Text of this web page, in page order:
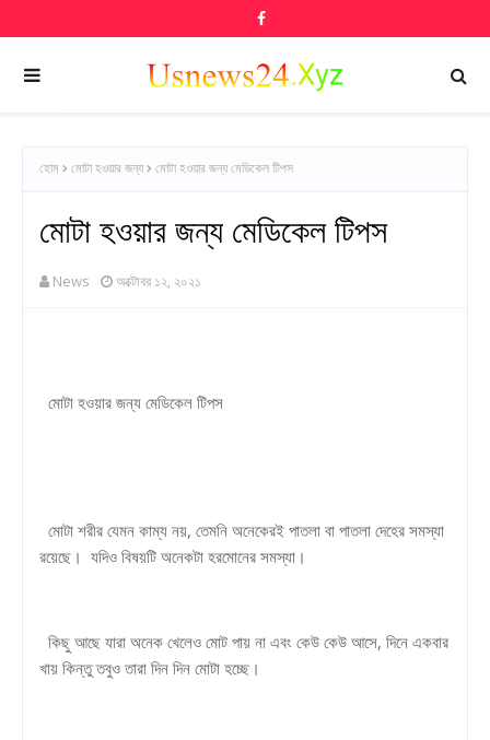
হোম মোটা হওয়ার জন্য মোটা হওয়ার জন্য মেডিকেল টিপস
মোটা হওয়ার জন্য মেডিকেল টিপস
News অক্টোবর ১২, ২০২১
মোটা হওয়ার জন্য মেডিকেল টিপস
মোটা শরীর যেমন কাম্য নয়, তেমনি অনেকেরই পাতলা বা পাতলা দেহের সমস্যা
রয়েছে। যদিও বিষয়টি অনেকটা হরমোনের সমস্যা।
কিছু আছে যারা অনেক খেলেও মোট পায় না এবং কেউ কেউ আসে, দিনে একবার
খায় কিন্তু তবুও তারা দিন দিন মোটা হচ্ছে।